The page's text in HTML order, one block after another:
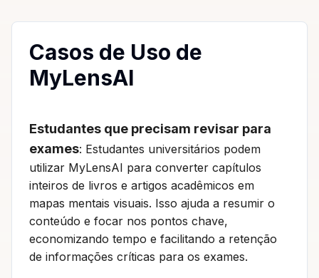
Casos de Uso de
MyLensAI
Estudantes que precisam revisar para
exames: Estudantes universitários podem
utilizar MyLensAI para converter capítulos
inteiros de livros e artigos acadêmicos em
mapas mentais visuais. Isso ajuda a resumir o
conteúdo e focar nos pontos chave,
economizando tempo e facilitando a retenção
de informações críticas para os exames.